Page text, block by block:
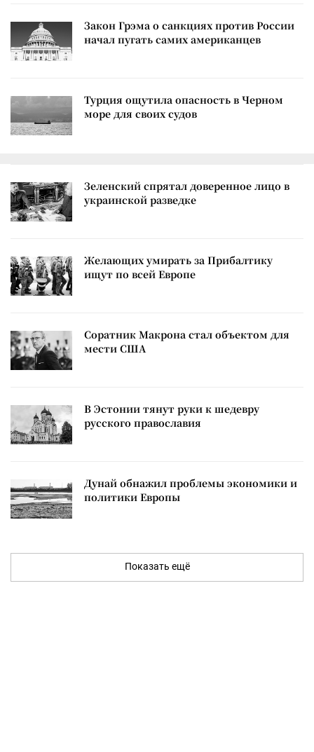
Закон Грэма о санкциях против России
начал пугать самих американцев
Турция ощутила опасность в Черном
море для своих судов
Зеленский спрятал доверенное лицо в
украинской разведке
Желающих умирать за Прибалтику
ищут по всей Европе
Соратник Макрона стал объектом для
мести США
В Эстонии тянут руки к шедевру
русского православия
Дунай обнажил проблемы экономики и
политики Европы
Показать ещё